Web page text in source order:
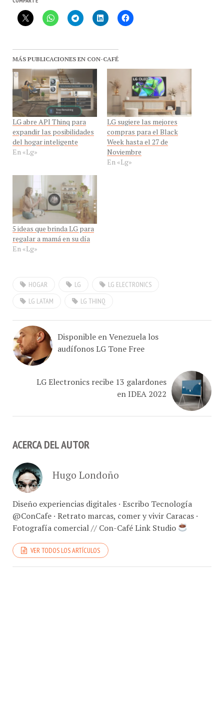
LG abre API Thinq para
expandir las posibilidades
del hogar inteligente
En «Lg»
LG sugiere las mejores
compras para el Black
Week hasta el 27 de
Noviembre
En «Lg»
5 ideas que brinda LG para
regalar a mamá en su día
En «Lg»
Disponible en Venezuela los
audífonos LG Tone Free
LG Electronics recibe 13 galardones
en IDEA 2022
ACERCA DEL AUTOR
Hugo Londoño
Diseño experiencias digitales · Escribo Tecnología
@ConCafe · Retrato marcas, comer y vivir Caracas ·
Fotografía comercial // Con-Café Link Studio
VER TODOS LOS ARTÍCULOS